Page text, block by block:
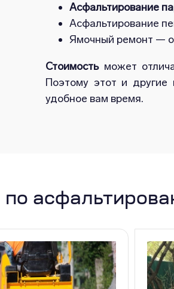
Асфальтирование
Асфальтирование
Ямочный ремонт —
Стоимостьможет
Поэтому этот и
удобное вам время.
по